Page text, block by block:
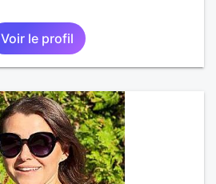
Voir le profil